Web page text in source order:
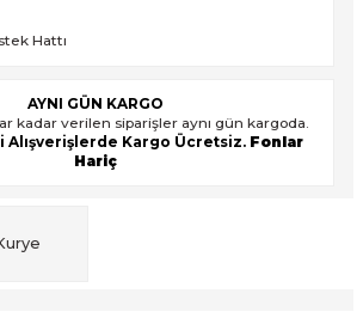
Hattı
AYNI GÜN KARGO
kadar verilen siparişler aynı gün kargoda.
Alışverişlerde Kargo Ücretsiz. Fonlar
Hariç